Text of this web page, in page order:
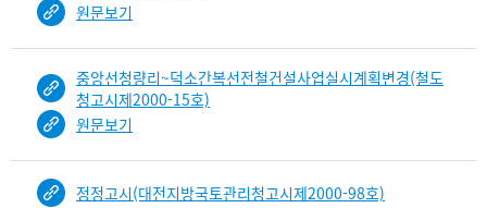
원문보기
중앙선청량리~덕소간복선전철건설사업실시계획변경(철도
청고시제2000-15호)
원문보기
정정고시(대전지방국토관리청고시제2000-98호)